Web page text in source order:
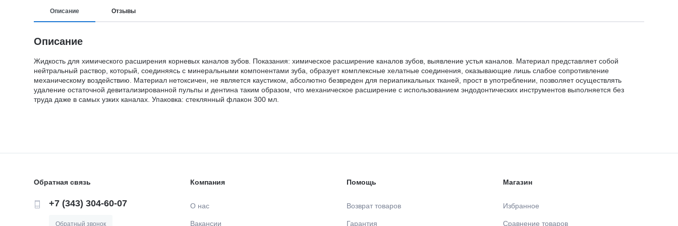
Описание Отзывы
Описание
Жидкость для химического расширения корневых каналов зубов. Показания: химическое расширение каналов зубов, выявление устья каналов. Материал представляет собой
нейтральный раствор, который, соединяясь с минеральными компонентами зуба, образует комплексные хелатные соединения, оказывающие лишь слабое сопротивление
механическому воздействию. Материал нетоксичен, не является каустиком, абсолютно безвреден для периапикальных тканей, прост в употреблении, позволяет осуществлять
удаление остаточной девитализированной пульпы и дентина таким образом, что механическое расширение с использованием эндодонтических инструментов выполняется без
труда даже в самых узких каналах. Упаковка: стеклянный флакон 300 мл.
Обратная связь
+7 (343) 304-60-07
Обратный звонок
Компания
О нас
Вакансии
Помощь
Возврат товаров
Гарантия
Магазин
Избранное
Сравнение товаров